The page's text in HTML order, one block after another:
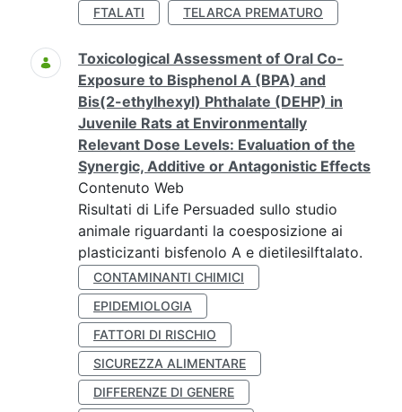
FTALATI
TELARCA PREMATURO
Toxicological Assessment of Oral Co-
Exposure to Bisphenol A (BPA) and
Bis(2-ethylhexyl) Phthalate (DEHP) in
Juvenile Rats at Environmentally
Relevant Dose Levels: Evaluation of the
Synergic, Additive or Antagonistic Effects
Contenuto Web
Risultati di Life Persuaded sullo studio
animale riguardanti la coesposizione ai
plasticizanti bisfenolo A e dietilesilftalato.
CONTAMINANTI CHIMICI
EPIDEMIOLOGIA
FATTORI DI RISCHIO
SICUREZZA ALIMENTARE
DIFFERENZE DI GENERE